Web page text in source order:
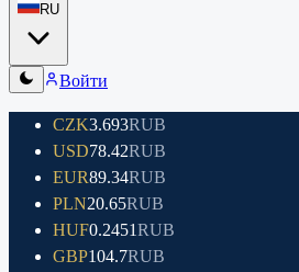
RU
Войти
CZK3.693RUB
USD78.42RUB
EUR89.34RUB
PLN20.65RUB
HUF0.2451RUB
GBP104.7RUB